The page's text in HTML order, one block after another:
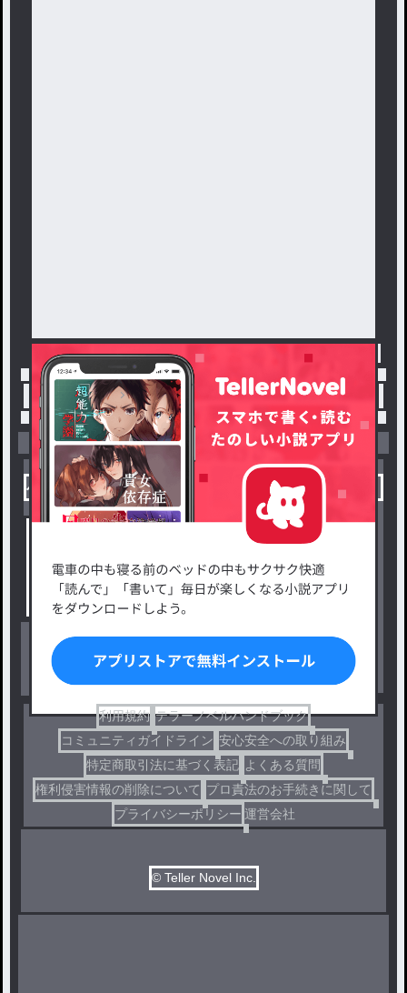
トップ 「腐女子☆」最新作：絵ぼぉぉぉん部屋
小説を探す
小説コンテスト応募・公募
出版・メディアミックス作品
ジャンルから探す
恋愛・ロマンス
ファンタジー・異世界・SF
ドラマ
利用規約 テラーノベルハンドブック
コミュニティガイドライン 安心安全への取り組み
特定商取引法に基づく表記 よくある質問
権利侵害情報の削除について プロ責法のお手続きに関して
プライバシーポリシー 運営会社
© Teller Novel Inc.